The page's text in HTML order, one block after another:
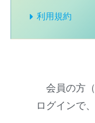
利用規約
会員の方
ログインで